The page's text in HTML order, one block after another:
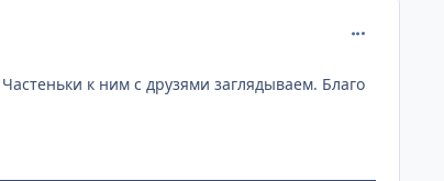
к ним с друзями заглядываем. Благо